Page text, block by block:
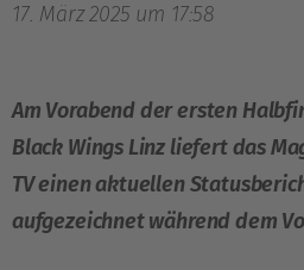
17. März 2025 um 17:58
Am Vorabend der ersten
Black Wings Linz liefert das
TV einen aktuellen
aufgezeichnet während dem